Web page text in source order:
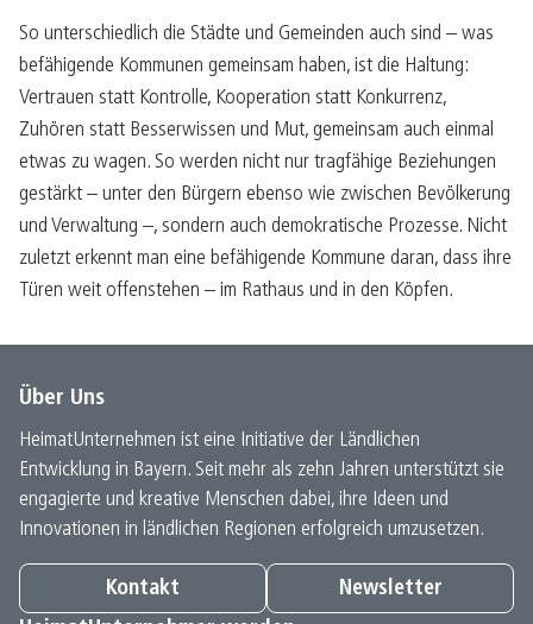
So unterschiedlich die Städte und Gemeinden auch sind – was
befähigende Kommunen gemeinsam haben, ist die Haltung:
Vertrauen statt Kontrolle, Kooperation statt Konkurrenz,
Zuhören statt Besserwissen und Mut, gemeinsam auch einmal
etwas zu wagen. So werden nicht nur tragfähige Beziehungen
gestärkt – unter den Bürgern ebenso wie zwischen Bevölkerung
und Verwaltung –, sondern auch demokratische Prozesse. Nicht
zuletzt erkennt man eine befähigende Kommune daran, dass ihre
Türen weit offenstehen – im Rathaus und in den Köpfen.
Über Uns
HeimatUnternehmen ist eine Initiative der Ländlichen
Entwicklung in Bayern. Seit mehr als zehn Jahren unterstützt sie
engagierte und kreative Menschen dabei, ihre Ideen und
Innovationen in ländlichen Regionen erfolgreich umzusetzen.
Kontakt
Newsletter